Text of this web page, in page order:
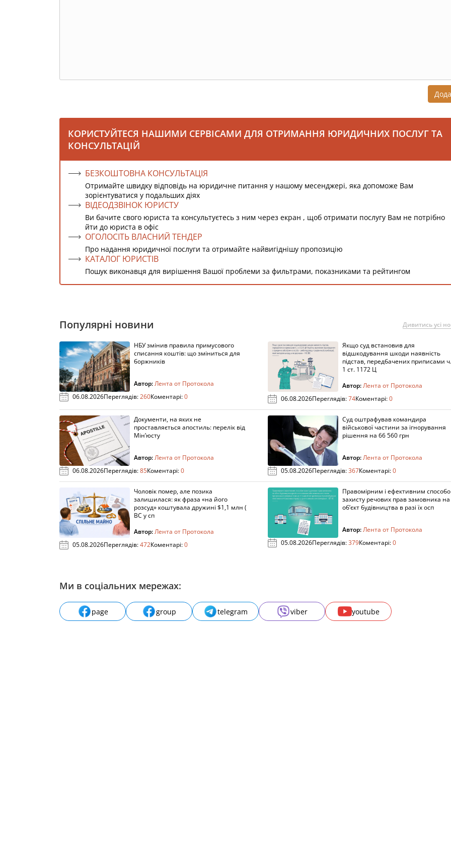
КОРИСТУЙТЕСЯ НАШИМИ СЕРВІСАМИ ДЛЯ ОТРИМАННЯ ЮРИДИЧНИХ ПОСЛУГ ТА
КОНСУЛЬТАЦІЙ
БЕЗКОШТОВНА КОНСУЛЬТАЦІЯ
Отримайте швидку відповідь на юридичне питання у нашому месенджері, яка допоможе Вам
зорієнтуватися у подальших діях
ВІДЕОДЗВІНОК ЮРИСТУ
Ви бачите свого юриста та консультуєтесь з ним через екран , щоб отримати послугу Вам не потрібно
йти до юриста в офіс
ОГОЛОСІТЬ ВЛАСНИЙ ТЕНДЕР
Про надання юридичної послуги та отримайте найвигіднішу пропозицію
КАТАЛОГ ЮРИСТІВ
Пошук виконавця для вирішення Вашої проблеми за фильтрами, показниками та рейтингом
Популярні новини Дивитись усі
НБУ змінив правила примусового
списання коштів: що зміниться для
боржників
Автор:Лента от Протокола
06.08.2026Переглядів:260Коментарі:0
Якщо суд встановив для
відшкодування шкоди наявність
підстав, передбачених приписами ч.
1 ст. 1172 Ц
Автор:Лента от Протокола
06.08.2026Переглядів:74Коментарі:0
Документи, на яких не
проставляється апостиль: перелік від
Мін’юсту
Автор:Лента от Протокола
06.08.2026Переглядів:85Коментарі:0
Суд оштрафував командира
військової частини за ігнорування
рішення на 66 560 грн
Автор:Лента от Протокола
05.08.2026Переглядів:367Коментарі:0
Чоловік помер, але позика
залишилася: як фраза «на його
розсуд» коштувала дружині $1,1 млн (
ВС у сп
Автор:Лента от Протокола
05.08.2026Переглядів:472Коментарі:0
Правомірним і ефективним
захисту речових прав замовника на
об’єкт будівництва в разі їх осп
Автор:Лента от Протокола
05.08.2026Переглядів:379Коментарі:0
Ми в соціальних мережах:
page group telegram viber youtube